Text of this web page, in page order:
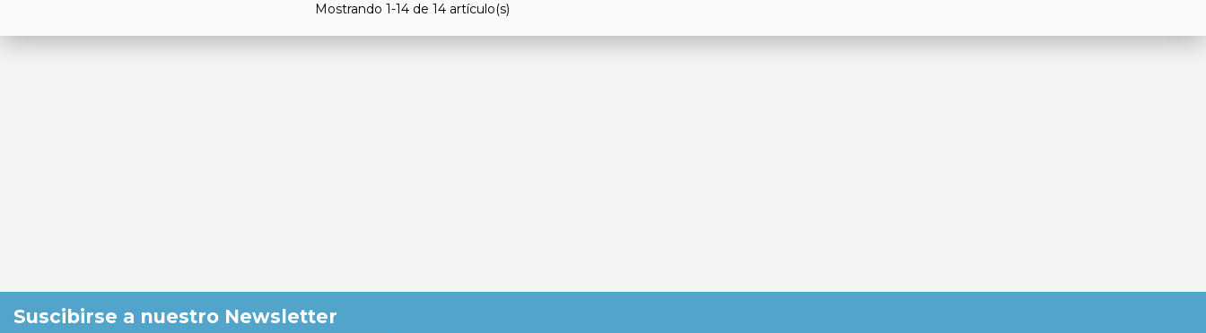
Mostrando 1-14 de 14 artículo(s)
Suscibirse a nuestro Newsletter